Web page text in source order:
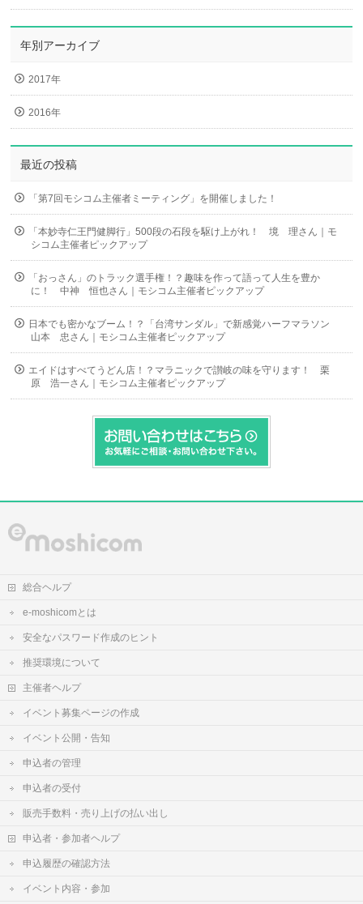
年別アーカイブ
2017年
2016年
最近の投稿
「第7回モシコム主催者ミーティング」を開催しました！
「本妙寺仁王門健脚行」500段の石段を駆け上がれ！ 境 理さん｜モ
シコム主催者ピックアップ
「おっさん」のトラック選手権！？趣味を作って語って人生を豊か
に！ 中神 恒也さん｜モシコム主催者ピックアップ
日本でも密かなブーム！？「台湾サンダル」で新感覚ハーフマラソン
山本 忠さん｜モシコム主催者ピックアップ
エイドはすべてうどん店！？マラニックで讃岐の味を守ります！ 栗
原 浩一さん｜モシコム主催者ピックアップ
総合ヘルプ
e-moshicomとは
安全なパスワード作成のヒント
推奨環境について
主催者ヘルプ
イベント募集ページの作成
イベント公開・告知
申込者の管理
申込者の受付
販売手数料・売り上げの払い出し
申込者・参加者ヘルプ
申込履歴の確認方法
イベント内容・参加